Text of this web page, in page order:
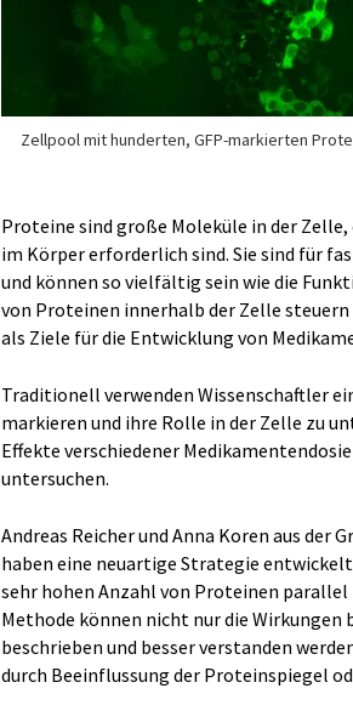
Zellpool mit hunderten, GFP-markierten
Proteine sind große Moleküle in der
im Körper erforderlich sind. Sie sind für
und können so vielfältig sein wie die
von Proteinen innerhalb der Zelle
als Ziele für die Entwicklung von
Traditionell verwenden Wissenschaftler
markieren und ihre Rolle in der Zelle zu
Effekte verschiedener
untersuchen.
Andreas Reicher und Anna Koren aus der
haben eine neuartige Strategie
sehr hohen Anzahl von Proteinen
Methode können nicht nur die
beschrieben und besser verstanden
durch Beeinflussung der Proteinspiegel